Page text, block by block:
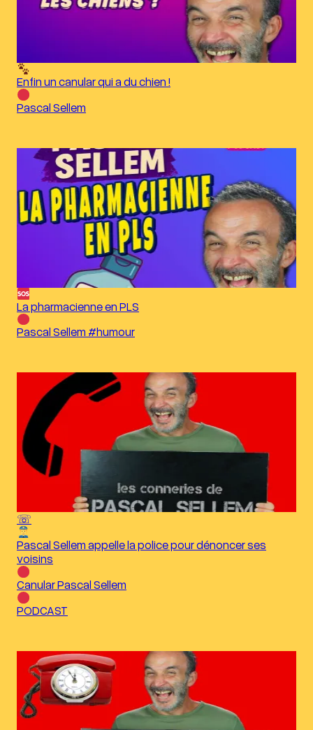
Enfin un canular qui a du chien !
Pascal Sellem
La pharmacienne en PLS
Pascal Sellem #humour
☏
Pascal Sellem appelle la police pour dénoncer ses
voisins
Canular Pascal Sellem
PODCAST